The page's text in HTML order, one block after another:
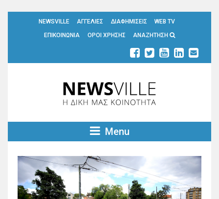
NEWSVILLE ΑΓΓΕΛΙΕΣ ΔΙΑΦΗΜΙΣΕΙΣ
WEB TV
ΕΠΙΚΟΙΝΩΝΙΑ
ΟΡΟΙ ΧΡΗΣΗΣ ΑΝΑΖΗΤΗΣΗ
Menu